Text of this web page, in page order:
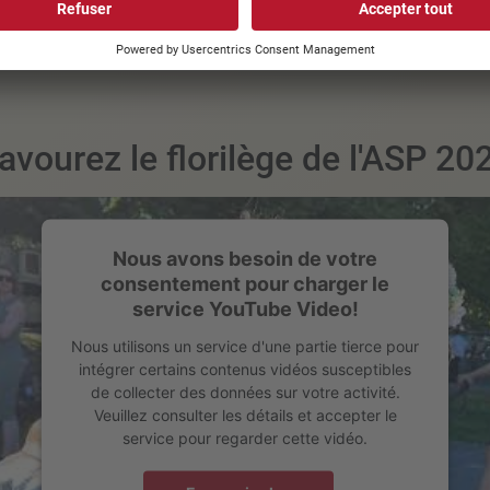
le florilège de l'ASP
Nous avons besoin de votre
consentement pour charger le
service YouTube Video!
Nous utilisons un service d'une partie tierce pour
intégrer certains contenus vidéos susceptibles
de collecter des données sur votre activité.
Veuillez consulter les détails et accepter le
service pour regarder cette vidéo.